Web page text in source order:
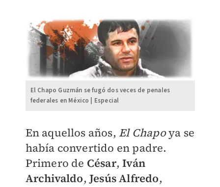
El Chapo Guzmán se fugó dos veces de penales
federales en México | Especial
En aquellos años, El Chapoya se
había convertido en padre.
Primero de César,Iván
Archivaldo, Jesús Alfredo,